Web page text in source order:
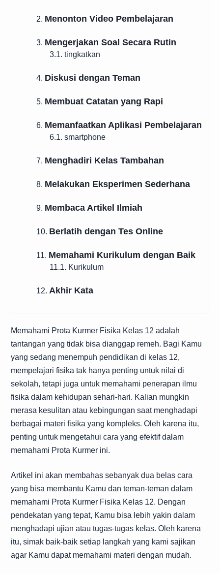
2. Menonton Video Pembelajaran
3. Mengerjakan Soal Secara Rutin
3.1. tingkatkan
4. Diskusi dengan Teman
5. Membuat Catatan yang Rapi
6. Memanfaatkan Aplikasi Pembelajaran
6.1. smartphone
7. Menghadiri Kelas Tambahan
8. Melakukan Eksperimen Sederhana
9. Membaca Artikel Ilmiah
10. Berlatih dengan Tes Online
11. Memahami Kurikulum dengan Baik
11.1. Kurikulum
12. Akhir Kata
Memahami Prota Kurmer Fisika Kelas 12 adalah
tantangan yang tidak bisa dianggap remeh. Bagi Kamu
yang sedang menempuh pendidikan di kelas 12,
mempelajari fisika tak hanya penting untuk nilai di
sekolah, tetapi juga untuk memahami penerapan ilmu
fisika dalam kehidupan sehari-hari. Kalian mungkin
merasa kesulitan atau kebingungan saat menghadapi
berbagai materi fisika yang kompleks. Oleh karena itu,
penting untuk mengetahui cara yang efektif dalam
memahami Prota Kurmer ini.
Artikel ini akan membahas sebanyak dua belas cara
yang bisa membantu Kamu dan teman-teman dalam
memahami Prota Kurmer Fisika Kelas 12. Dengan
pendekatan yang tepat, Kamu bisa lebih yakin dalam
menghadapi ujian atau tugas-tugas kelas. Oleh karena
itu, simak baik-baik setiap langkah yang kami sajikan
agar Kamu dapat memahami materi dengan mudah.